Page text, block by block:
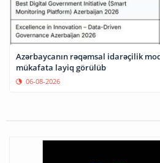
Azərbaycanın rəqəmsal idarəçilik
mükafata layiq görülüb
06-08-2026